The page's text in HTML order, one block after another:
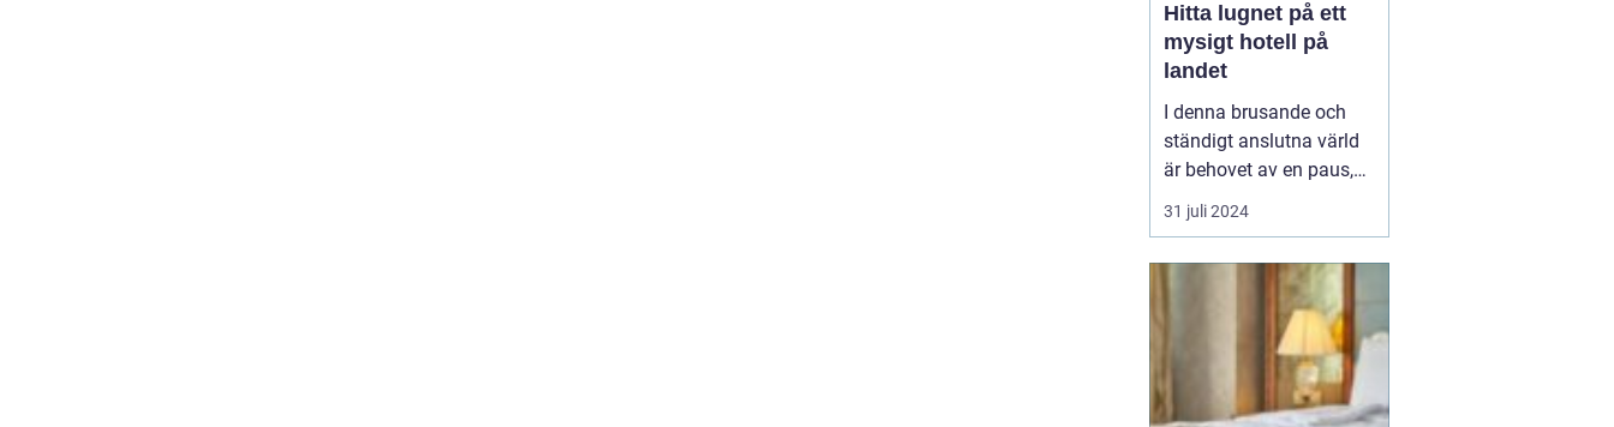
Hitta lugnet på ett
mysigt hotell på
landet
I denna brusande och
ständigt anslutna värld
är behovet av en paus,
en stund av frid, större
än någonsin, ett
31 juli 2024